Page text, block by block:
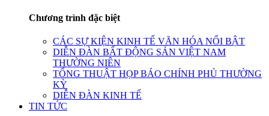
Chương trình đặc biệt
CÁC SỰ KIỆN KINH TẾ VĂN HÓA NỔI BẬT
DIỄN ĐÀN BẤT ĐỘNG SẢN VIỆT NAM
THƯỜNG NIÊN
TỔNG THUẬT HỌP BÁO CHÍNH PHỦ THƯỜNG
KỲ
DIỄN ĐÀN KINH TẾ
TIN TỨC